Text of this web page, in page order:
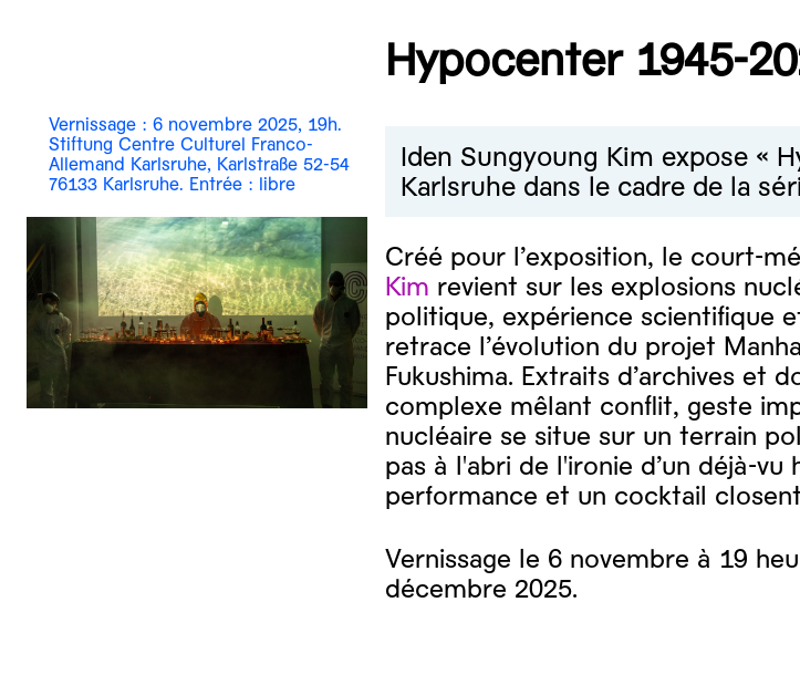
Hypocenter 1945-
Vernissage : 6 novembre 2025, 19h.
Stiftung Centre Culturel Franco-
Allemand Karlsruhe, Karlstraße 52-54
76133 Karlsruhe. Entrée : libre
Iden Sungyoung Kim expose «
Karlsruhe dans le cadre de la
Créé pour l’exposition, le court-
Kim revient sur les explosions
politique, expérience scientifique
retrace l’évolution du projet
Fukushima. Extraits d’archives et
complexe mêlant conflit, geste
nucléaire se situe sur un terrain
pas à l'abri de l'ironie d’un déjà-
performance et un cocktail
Vernissage le 6 novembre à 19
décembre 2025.